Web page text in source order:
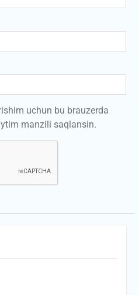
uchun bu brauzerda
manzili saqlansin.